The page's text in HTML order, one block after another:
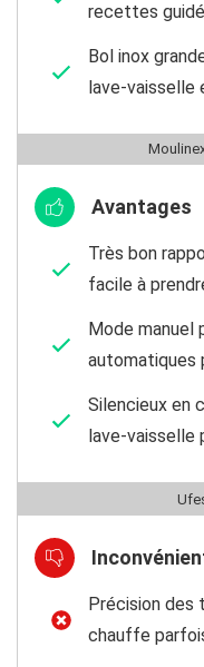
recettes
Bol inox
Avantages
Très bon
facile à
Mode manuel
automatiques
Silencieux en
Précision des
chauffe